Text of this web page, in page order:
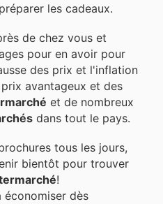
les cadeaux.
de chez vous et
pour en avoir pour
des prix et l'inflation
avantageux et des
et de nombreux
dans tout le pays.
tous les jours,
bientôt pour trouver
!
économiser dès